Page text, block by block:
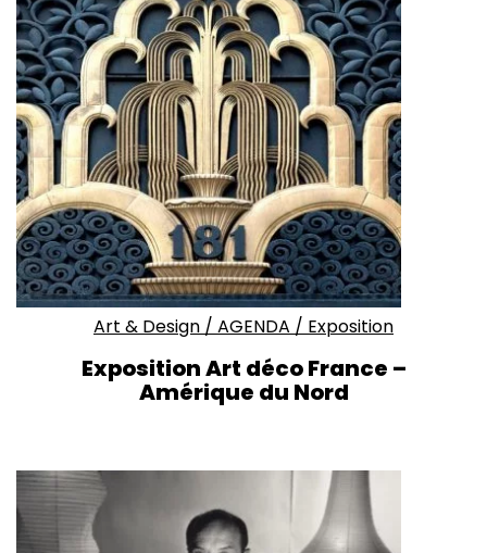
Art & Design / AGENDA / Exposition
Exposition Art déco France –
Amérique du Nord